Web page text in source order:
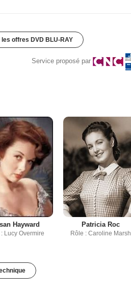
offres DVD BLU-RAY
Service proposé par
Hayward
: Lucy Overmire
Patricia Roc
Rôle : Caroline Marsh